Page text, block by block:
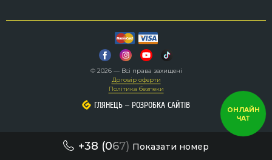
+38 (067) Показати номер
© 2026 — Всі права захищені
Договір оферти
Політика безпеки
ГЛЯНЕЦЬ – РОЗРОБКА САЙТІВ
ГЛЯНЕЦЬ – РОЗРОБКА САЙТІВ
ОНЛАЙН
ЧАТ